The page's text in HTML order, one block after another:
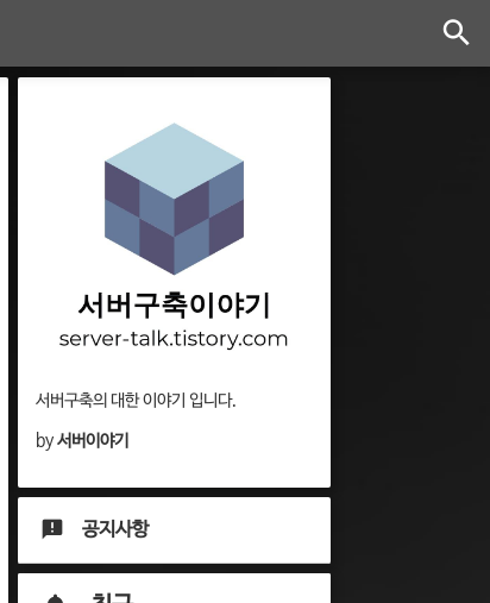
서버구축의 대한 이야기 입니다.
by서버이야기
공지사항